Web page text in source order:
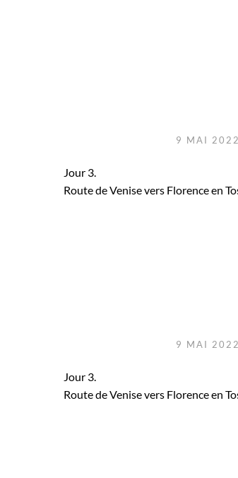
9 MAI 2022
Jour 3.
Route de Venise vers Florence en
9 MAI 2022
Jour 3.
Route de Venise vers Florence en